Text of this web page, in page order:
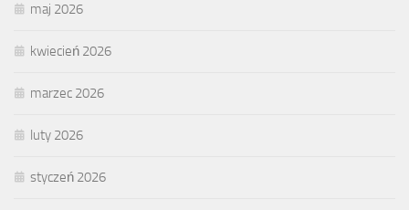
maj 2026
kwiecień 2026
marzec 2026
luty 2026
styczeń 2026